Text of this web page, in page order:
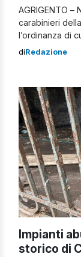
AGRIGENTO
carabinieri
l’ordinanza di
Agrigento –
denominato
diRedazione
Impianti
storico di